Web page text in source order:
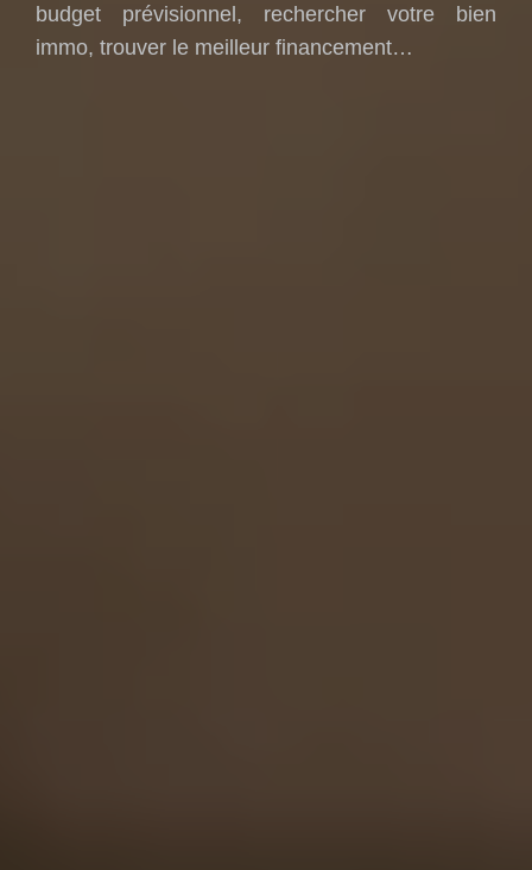
budget prévisionnel, rechercher votre bien
immo, trouver le meilleur financement…